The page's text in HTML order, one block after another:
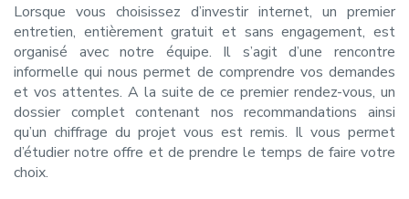
Lorsque vous choisissez d’investir internet, un premier
entretien, entièrement gratuit et sans engagement, est
organisé avec notre équipe. Il s’agit d’une rencontre
informelle qui nous permet de comprendre vos demandes
et vos attentes. A la suite de ce premier rendez-vous, un
dossier complet contenant nos recommandations ainsi
qu’un chiffrage du projet vous est remis. Il vous permet
d’étudier notre offre et de prendre le temps de faire votre
choix.